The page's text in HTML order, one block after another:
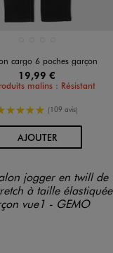
cargo 6 poches garçon
19,99 €
malins : Résistant
5/5 de moyenne
(109 avis)
AJOUTERAU PANIER